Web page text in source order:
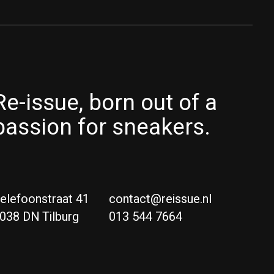
issue, born out of a
for sneakers.
41
DN Tilburg
contact@reissue.nl
013 544 7664